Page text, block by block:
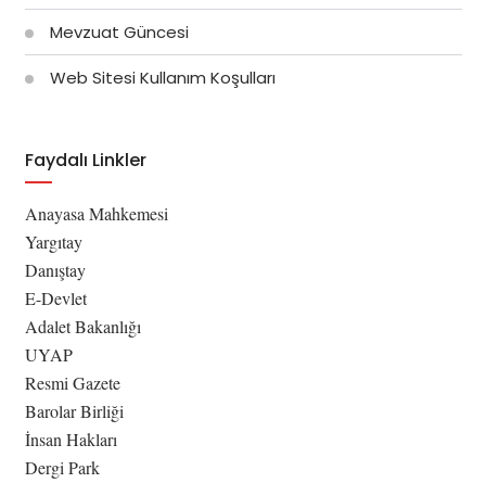
Mevzuat Güncesi
Web Sitesi Kullanım Koşulları
Faydalı Linkler
Anayasa Mahkemesi
Yargıtay
Danıştay
E-Devlet
Adalet Bakanlığı
UYAP
Resmi Gazete
Barolar Birliği
İnsan Hakları
Dergi Park